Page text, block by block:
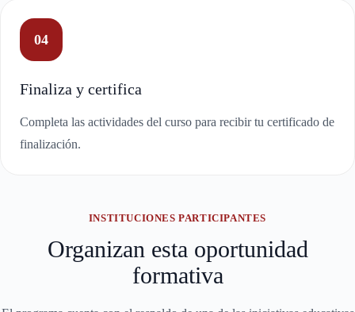
04
Finaliza y certifica
Completa las actividades del curso para recibir tu certificado de
finalización.
INSTITUCIONES PARTICIPANTES
Organizan esta oportunidad
formativa